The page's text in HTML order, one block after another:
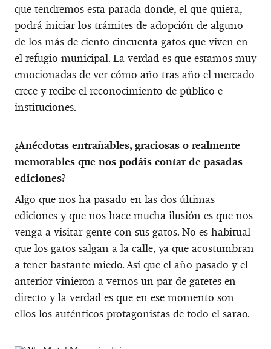
que tendremos esta parada donde, el que quiera,
podrá iniciar los trámites de adopción de alguno
de los más de ciento cincuenta gatos que viven en
el refugio municipal. La verdad es que estamos muy
emocionadas de ver cómo año tras año el mercado
crece y recibe el reconocimiento de público e
instituciones.
¿Anécdotas entrañables, graciosas o realmente
memorables que nos podáis contar de pasadas
ediciones?
Algo que nos ha pasado en las dos últimas
ediciones y que nos hace mucha ilusión es que nos
venga a visitar gente con sus gatos. No es habitual
que los gatos salgan a la calle, ya que acostumbran
a tener bastante miedo. Así que el año pasado y el
anterior vinieron a vernos un par de gatetes en
directo y la verdad es que en ese momento son
ellos los auténticos protagonistas de todo el sarao.